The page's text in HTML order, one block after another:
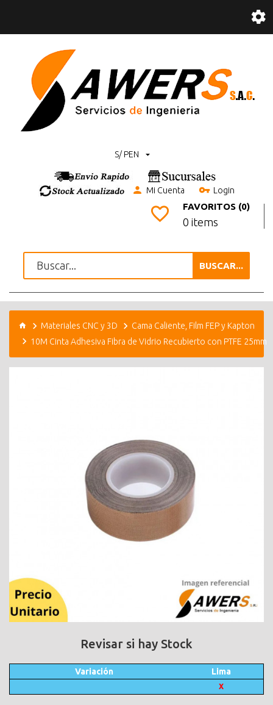
S/ PEN
Mi Cuenta Login
FAVORITOS (0)
0 items
BUSCAR...
Materiales CNC y 3D
Cama Caliente, Film FEP y Kapton
10M Cinta Adhesiva Fibra de Vidrio Recubierto con PTFE 25mm
Revisar si hay Stock
Variación Lima
X